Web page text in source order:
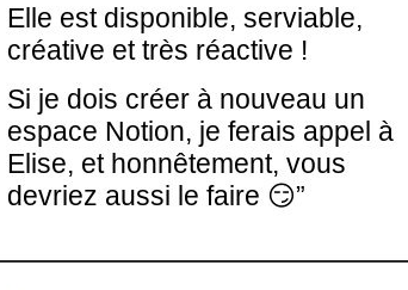
Elle est disponible, serviable,
créative et très réactive !
Si je dois créer à nouveau un
espace Notion, je ferais appel à
Elise, et honnêtement, vous
devriez aussi le faire 😏”